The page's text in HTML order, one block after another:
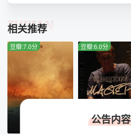
相关推荐
TUIJIAN
豆瓣:7.0分
HD
豆瓣:6.0分
公告内容